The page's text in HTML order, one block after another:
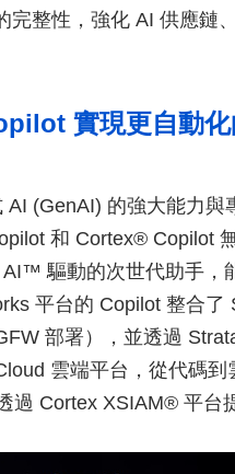
完整性，強化 AI 供應鏈
實現更自動化
(GenAI) 的強大能力與
和 Cortex® Copilot
驅動的次世代助手，
平台的 Copilot 整合了
部署），並透過
雲端平台，從代碼
過 Cortex XSIAM® 平台